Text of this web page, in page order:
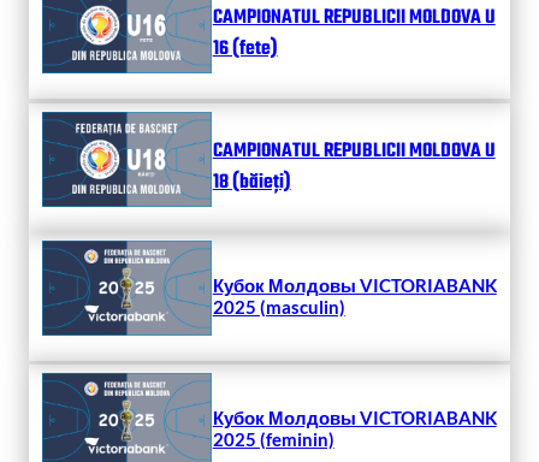
CAMPIONATUL REPUBLICII MOLDOVA U
16 (fete)
CAMPIONATUL REPUBLICII MOLDOVA U
18 (băieți)
Кубок Молдовы VICTORIABANK
2025 (masculin)
Кубок Молдовы VICTORIABANK
2025 (feminin)